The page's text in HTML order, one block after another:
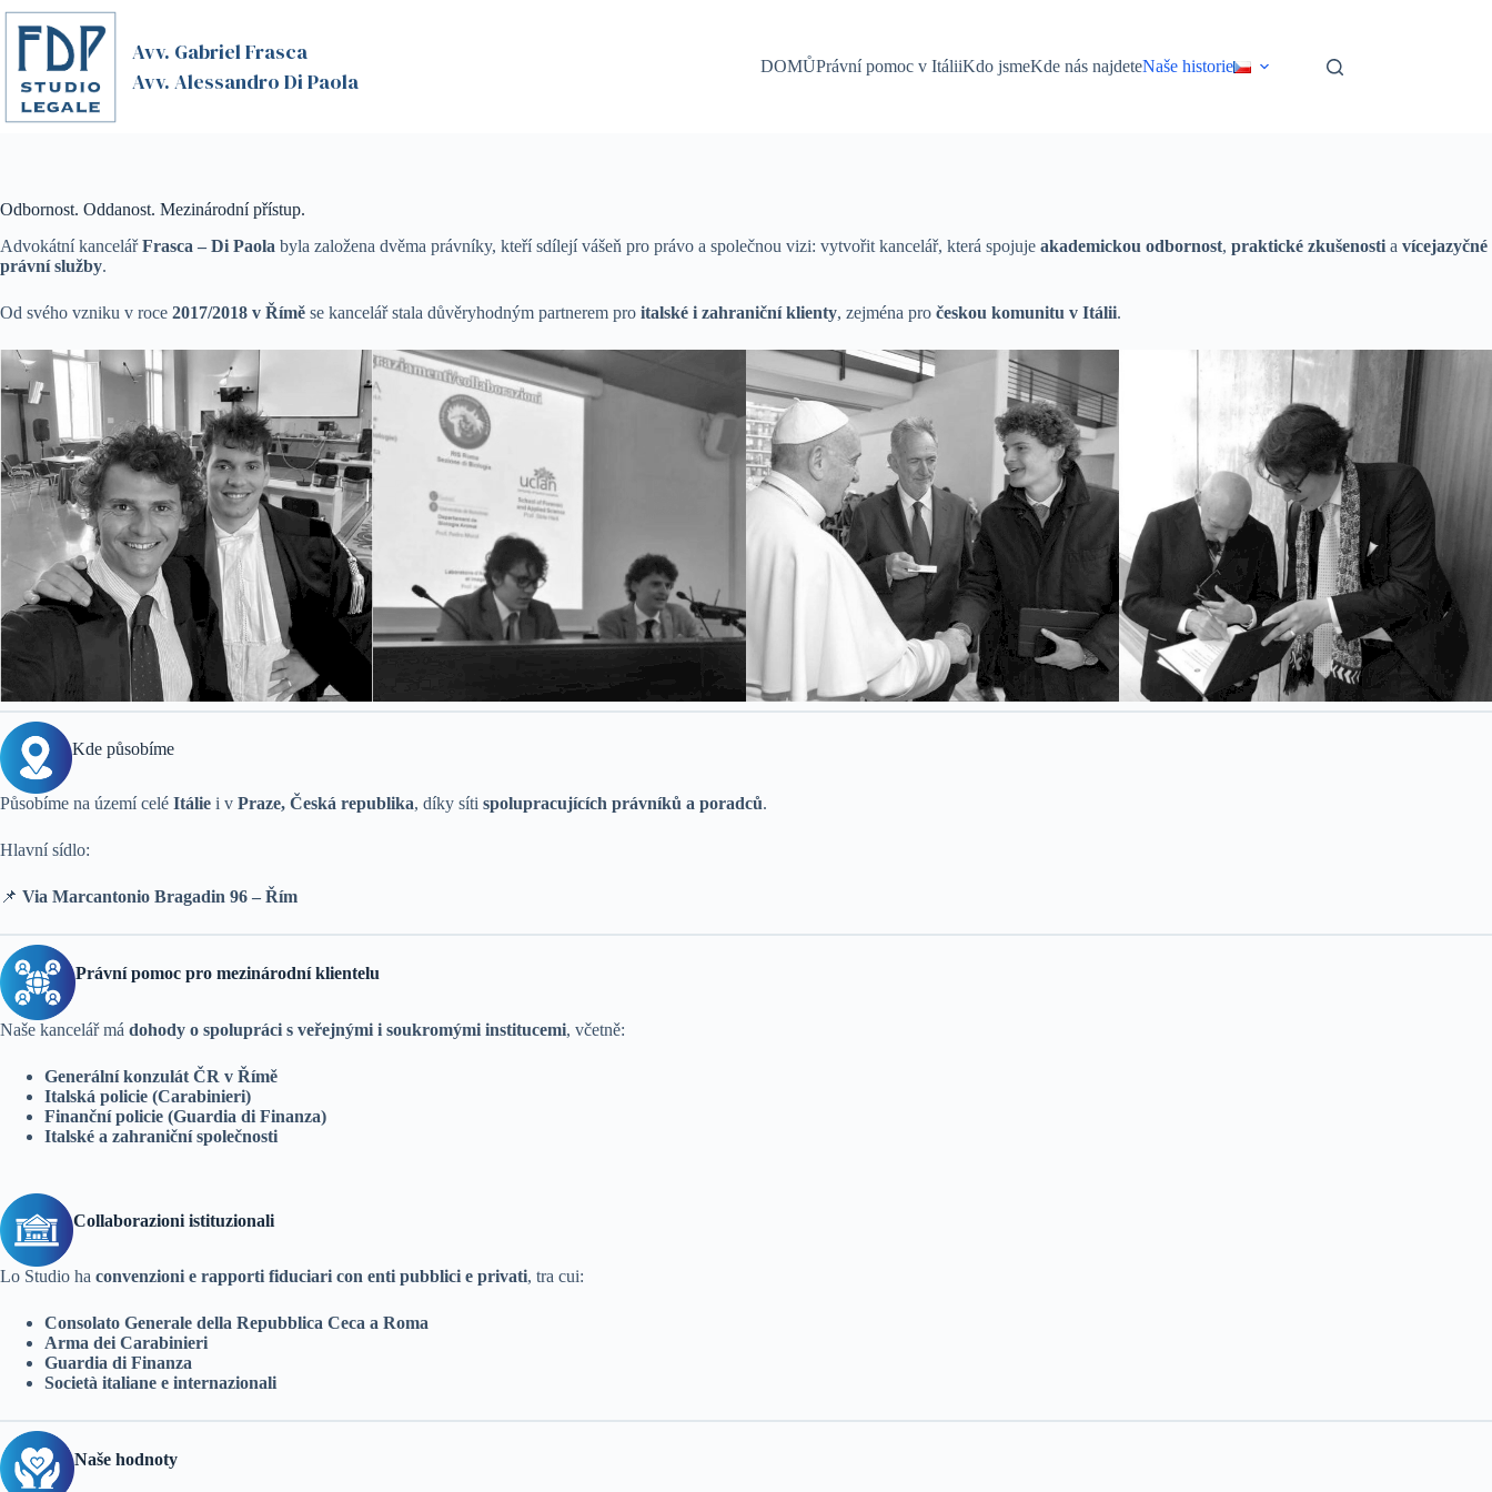
Skip
Avv. Gabriel Frasca
Avv. Alessandro Di Paola
DOMŮPrávní pomoc v ItáliiKdo jsmeKde nás najdeteNaše historie
Odbornost. Oddanost. Mezinárodní přístup.
Advokátní kancelářFrasca – Di Paola byla založena dvěma právníky, kteří sdílejí vášeň pro právo a společnou vizi: vytvořit kancelář, která spojuje akademickou odbornost, praktické zkušenosti a vícejazyčné
právní služby.
Od svého vzniku v roce 2017/2018 v Římě se kancelář stala důvěryhodným partnerem pro italské i zahraniční klienty, zejména pro českou komunitu v Itálii.
Kde působíme
Působíme na území celé Itálie i v Praze, Česká republika, díky síti spolupracujících právníků a poradců.
Hlavní sídlo:
📌 Via Marcantonio Bragadin 96 – Řím
Právní pomoc pro mezinárodní klientelu
Naše kancelář má dohody o spolupráci s veřejnými i soukromými institucemi, včetně:
Generální konzulát ČR v Římě
Italská policie (Carabinieri)
Finanční policie (Guardia di Finanza)
Italské a zahraniční společnosti
Collaborazioni istituzionali
Lo Studio ha convenzioni e rapporti fiduciari con enti pubblici e privati, tra cui:
Consolato Generale della Repubblica Ceca a Roma
Arma dei Carabinieri
Guardia di Finanza
Società italiane e internazionali
Naše hodnoty